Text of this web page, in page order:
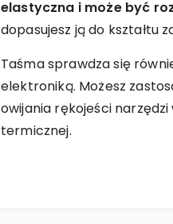
elastyczna i może być
dopasujesz ją do kształtu
Taśma sprawdza się
elektroniką. Możesz
owijania rękojeści
termicznej.